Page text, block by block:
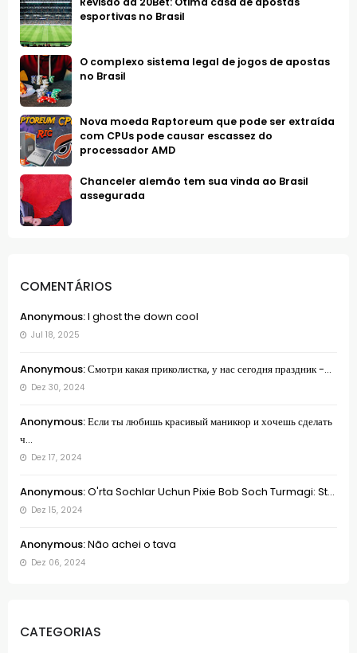
COMENTÁRIOS
Anonymous:I ghost the down cool
Jul 18, 2025
Anonymous:Смотри какая приколистка, у нас сегодня праздник -...
Dez 30, 2024
Anonymous:Если ты любишь красивый маникюр и хочешь сделать
ч...
Dez 17, 2024
Anonymous:O'rta Sochlar Uchun Pixie Bob Soch Turmagi: St...
Dez 15, 2024
Anonymous:Não achei o tava
Dez 06, 2024
CATEGORIAS
esportivas no Brasil
O complexo sistema legal de jogos de apostas
no Brasil
Nova moeda Raptoreum que pode ser extraída
com CPUs pode causar escassez do
processador AMD
Chanceler alemão tem sua vinda ao Brasil
assegurada